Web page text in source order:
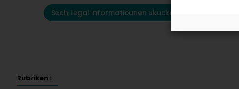
Sech Legal Informatiounen ukucken
Rubriken :